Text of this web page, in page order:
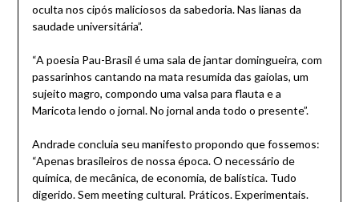
oculta nos cipós maliciosos da sabedoria. Nas lianas da
saudade universitária”.
“A poesia Pau-Brasil é uma sala de jantar domingueira, com
passarinhos cantando na mata resumida das gaiolas, um
sujeito magro, compondo uma valsa para flauta e a
Maricota lendo o jornal. No jornal anda todo o presente”.
Andrade concluia seu manifesto propondo que fossemos:
“Apenas brasileiros de nossa época. O necessário de
química, de mecânica, de economia, de balística. Tudo
digerido. Sem meeting cultural. Práticos. Experimentais.